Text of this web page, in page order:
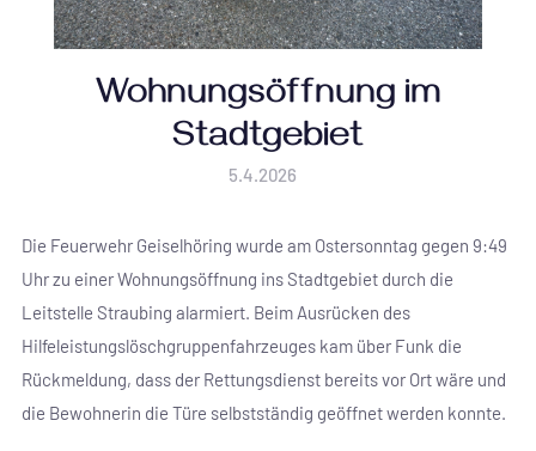
Wohnungsöffnung im
Stadtgebiet
5.4.2026
Die Feuerwehr Geiselhöring wurde am Ostersonntag gegen 9:49
Uhr zu einer Wohnungsöffnung ins Stadtgebiet durch die
Leitstelle Straubing alarmiert. Beim Ausrücken des
Hilfeleistungslöschgruppenfahrzeuges kam über Funk die
Rückmeldung, dass der Rettungsdienst bereits vor Ort wäre und
die Bewohnerin die Türe selbstständig geöffnet werden konnte.